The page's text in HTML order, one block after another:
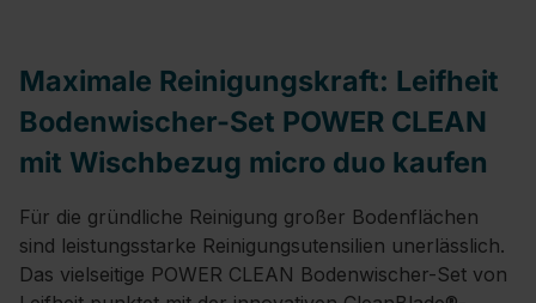
Maximale Reinigungskraft: Leifheit
Bodenwischer-Set POWER CLEAN
mit Wischbezug micro duo kaufen
Für die gründliche Reinigung großer Bodenflächen
sind leistungsstarke Reinigungsutensilien unerlässlich.
Das vielseitige POWER CLEAN Bodenwischer-Set von